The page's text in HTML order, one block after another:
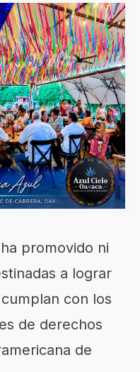
promovido ni
a lograr
con los
de derechos
de